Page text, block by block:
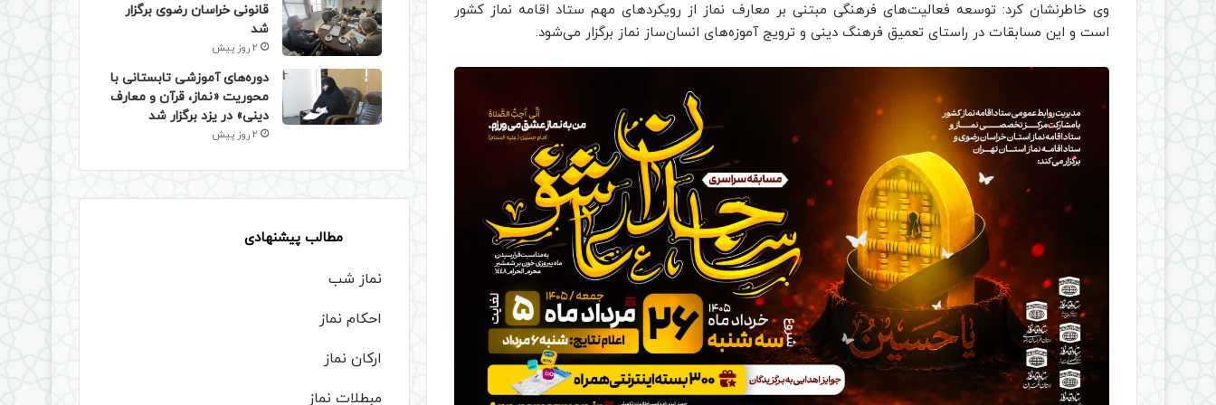
وی خاطرنشان کرد: توسعه فعالیت‌های فرهنگی مبتنی بر معارف نماز از رویکردهای مهم ستاد اقامه نماز کشور
است و این مسابقات در راستای تعمیق فرهنگ دینی و ترویج آموزه‌های انسان‌ساز نماز برگزار می‌شود.
قانونی خراسان رضوی برگزار
شد
2 روز پیش
دوره‌های آموزشی تابستانی با
محوریت «نماز، قرآن و معارف
دینی» در یزد برگزار شد
2 روز پیش
مطالب پیشنهادی
نماز شب
احکام نماز
ارکان نماز
مبطلات نماز